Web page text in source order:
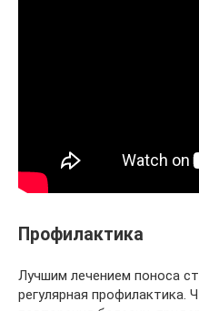
Профилактика
Лучшим лечением поноса
регулярная